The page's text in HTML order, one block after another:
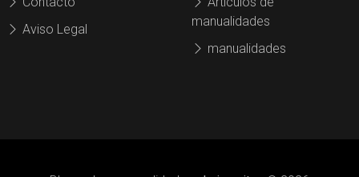
Aviso Legal
manualidades
manualidades